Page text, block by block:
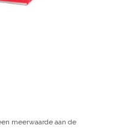
meerwaarde aan de